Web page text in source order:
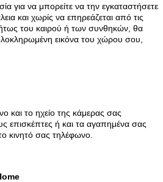
για να μπορείτε να την εγκαταστήσετε
και χωρίς να επηρεάζεται από τις
του καιρού ή των συνθηκών, θα
εικόνα του χώρου σου,
και το ηχείο της κάμερας σας
επισκέπτες ή και τα αγαπημένα σας
κινητό σας τηλέφωνο.